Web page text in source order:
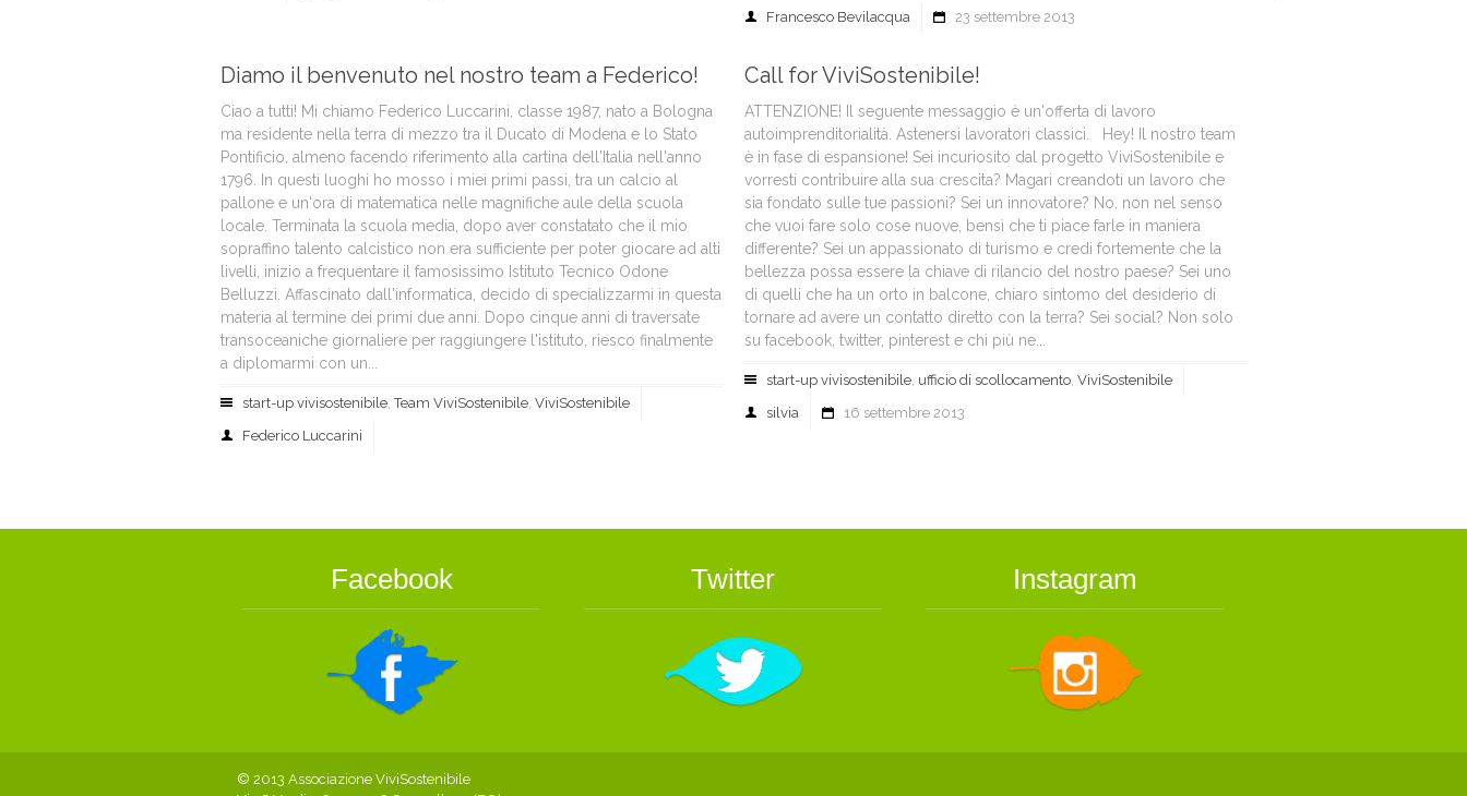
Francesco Bevilacqua
23 settembre 2013
Diamo il benvenuto nel nostro team a Federico!
Ciao a tutti! Mi chiamo Federico Luccarini, classe 1987, nato a Bologna
ma residente nella terra di mezzo tra il Ducato di Modena e lo Stato
Pontificio, almeno facendo riferimento alla cartina dell'Italia nell'anno
1796. In questi luoghi ho mosso i miei primi passi, tra un calcio al
pallone e un'ora di matematica nelle magnifiche aule della scuola
locale. Terminata la scuola media, dopo aver constatato che il mio
sopraffino talento calcistico non era sufficiente per poter giocare ad alti
livelli, inizio a frequentare il famosissimo Istituto Tecnico Odone
Belluzzi. Affascinato dall'informatica, decido di specializzarmi in questa
materia al termine dei primi due anni. Dopo cinque anni di traversate
transoceaniche giornaliere per raggiungere l'istituto, riesco finalmente
a diplomarmi con un...
start-up vivisostenibile,Team ViviSostenibile, ViviSostenibile
Federico Luccarini
Call for ViviSostenibile!
ATTENZIONE! Il seguente messaggio è un'offerta di lavoro
autoimprenditorialità. Astenersi lavoratori classici. Hey! Il nostro team
è in fase di espansione! Sei incuriosito dal progetto ViviSostenibile e
vorresti contribuire alla sua crescita? Magari creandoti un lavoro che
sia fondato sulle tue passioni? Sei un innovatore? No, non nel senso
che vuoi fare solo cose nuove, bensì che ti piace farle in maniera
differente? Sei un appassionato di turismo e credi fortemente che la
bellezza possa essere la chiave di rilancio del nostro paese? Sei uno
di quelli che ha un orto in balcone, chiaro sintomo del desiderio di
tornare ad avere un contatto diretto con la terra? Sei social? Non solo
su facebook, twitter, pinterest e chi più ne...
start-up vivisostenibile, ufficio di scollocamento, ViviSostenibile
silvia
16 settembre 2013
Facebook Twitter Instagram
© 2013 Associazione ViviSostenibile